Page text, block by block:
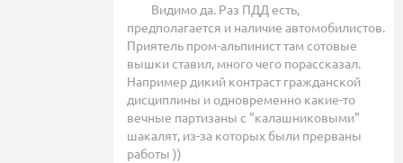
Видимо да. Раз ПДД есть,
предполагается и наличие автомобилистов.
Приятель пром-альпинист там сотовые
вышки ставил, много чего порассказал.
Например дикий контраст гражданской
дисциплины и одновременно какие-то
вечные партизаны с "калашниковыми"
шакалят, из-за которых были прерваны
работы ))